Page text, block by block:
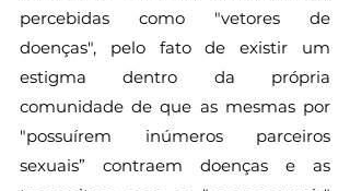
percebidas como "vetores de
doenças", pelo fato de existir um
estigma dentro da própria
comunidade de que as mesmas por
"possuírem inúmeros parceiros
sexuais” contraem doenças e as